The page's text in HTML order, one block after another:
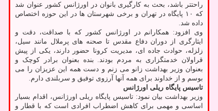
راحتتر باشد، بحث به کارگیری بانوان در اورژانس کشور عنوان شد
که ۱۰ پایگاه در تهران و برخی شهرستان ها در این حوزه اختصاص
داده شد.
وی افزود: همکارانم در اورژانس کشور که با صداقت، دقت و
ایثارگری از دوران دفاع مقدس تا صحنه های پرملال مانند سیل،
زلزله، حوادث جاده ای، مدیریت کرونا حضور دارند، یکی از پیش
قراولان خدمتگزاری به مردم بودند. بنده بعنوان برادر کوچک و
بعنوان وزیر بهداشت زانو می زنم و دست همه این عزیزان را می
بوسم و از خداوند برای همه آنها آرزوی توفیق و سربلندی دارم.
تاسیس پایگاه ریلی اورژانس
وزیر بهداشت بیان نمود: تاسیس پایگاه ریلی اورژانس، اقدام بسیار
اساسی و مهمی برای کاهش اضطراب افرادی است که با قطار و